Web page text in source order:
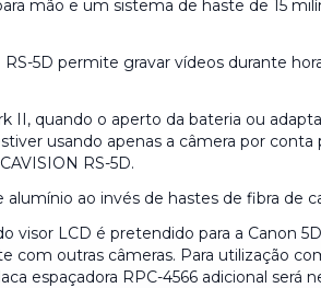
mão e um sistema de haste de 15
5D permite gravar vídeos durante
II, quando o aperto da bateria ou
usando apenas a câmera por conta
RS-5D.
alumínio ao invés de hastes de fibra de
visor LCD é pretendido para a Canon
com outras câmeras. Para utilização
espaçadora RPC-4566 adicional será